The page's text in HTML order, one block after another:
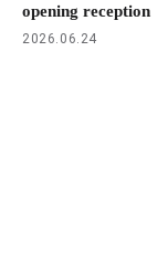
opening reception
2026.06.24